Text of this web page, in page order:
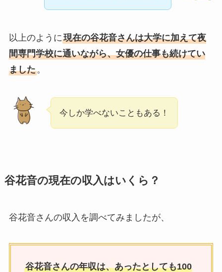
以上のように現在の谷花音さんは大学に加えて夜
間専門学校に通いながら、女優の仕事も続けてい
ました。
今しか学べないこともある！
谷花音の現在の収入はいくら？
谷花音さんの収入を調べてみましたが、
谷花音さんの年収は、あったとしても100